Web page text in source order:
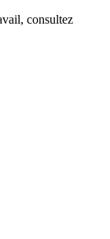
, consultez